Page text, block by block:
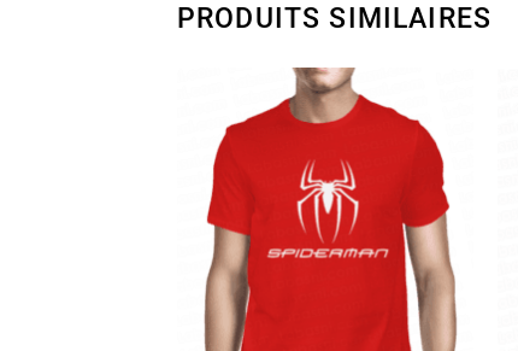
PRODUITS SIMILAIRES
Ajouter
à la
wishlist